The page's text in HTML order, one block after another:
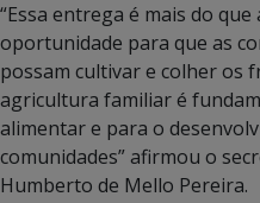
“Essa entrega é mais do
oportunidade para que as
possam cultivar e colher os
agricultura familiar é
alimentar e para o
comunidades” afirmou o
Humberto de Mello Pereira.